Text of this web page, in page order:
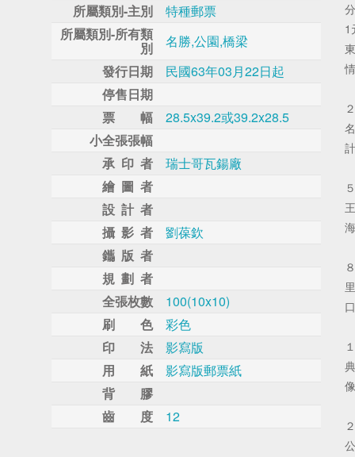
所屬類別-主別
特種郵票
所屬類別-所有類
別
名勝,公園,橋梁
發行日期
民國63年03月22日起
停售日期
票 幅
28.5x39.2或39.2x28.5
小全張張幅
承 印 者
瑞士哥瓦鍚廠
繪 圖 者
設 計 者
攝 影 者
劉葆欽
鑴 版 者
規 劃 者
全張枚數
100(10x10)
刷 色
彩色
印 法
影寫版
用 紙
影寫版郵票紙
背 膠
齒 度
12
1